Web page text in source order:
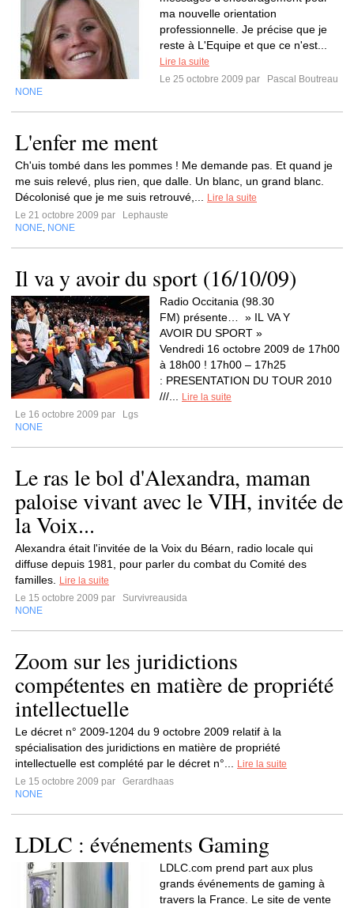
ma nouvelle orientation
professionnelle. Je précise que je
reste à L'Equipe et que ce n'est...
Lire la suite
Le 25 octobre 2009 par
Pascal Boutreau
NONE
L'enfer me ment
Ch'uis tombé dans les pommes ! Me demande pas. Et quand je
me suis relevé, plus rien, que dalle. Un blanc, un grand blanc.
Décolonisé que je me suis retrouvé,...
Lire la suite
Le 21 octobre 2009 par
Lephauste
NONE NONE
Il va y avoir du sport (16/10/09)
Radio Occitania (98.30
FM) présente… » IL VA Y
AVOIR DU SPORT »
Vendredi 16 octobre 2009 de 17h00
à 18h00 ! 17h00 – 17h25
: PRESENTATION DU TOUR 2010
///...
Lire la suite
Le 16 octobre 2009 par
Lgs
NONE
Le ras le bol d'Alexandra, maman
paloise vivant avec le VIH, invitée de
la Voix...
Alexandra était l'invitée de la Voix du Béarn, radio locale qui
diffuse depuis 1981, pour parler du combat du Comité des
familles.
Lire la suite
Le 15 octobre 2009 par
Survivreausida
NONE
Zoom sur les juridictions
compétentes en matière de propriété
intellectuelle
Le décret n° 2009-1204 du 9 octobre 2009 relatif à la
spécialisation des juridictions en matière de propriété
intellectuelle est complété par le décret n°...
Lire la suite
Le 15 octobre 2009 par
Gerardhaas
NONE
LDLC : événements Gaming
LDLC.com prend part aux plus
grands événements de gaming à
travers la France. Le site de vente